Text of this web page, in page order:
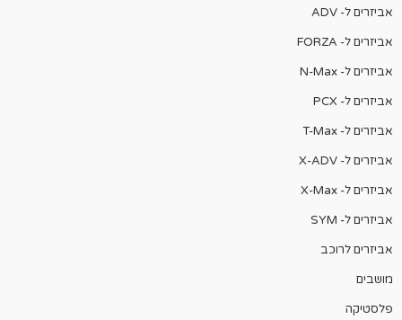
אביזרים ל- ADV
אביזרים ל- FORZA
אביזרים ל- N-Max
אביזרים ל- PCX
אביזרים ל- T-Max
אביזרים ל- X-ADV
אביזרים ל- X-Max
אביזרים ל- SYM
אביזרים לרוכב
מושבים
פלסטיקה